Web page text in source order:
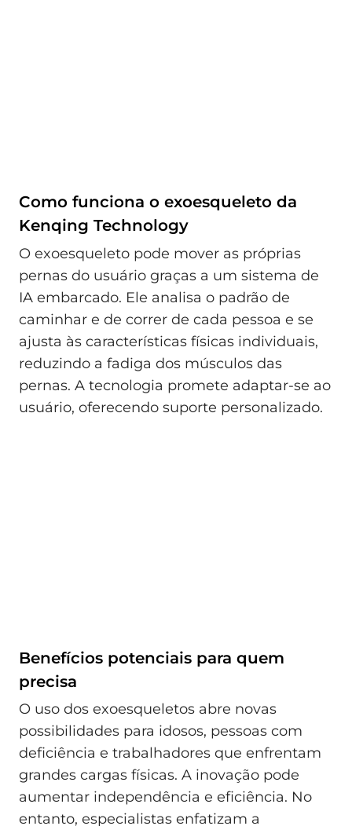
Como funciona o exoesqueleto da
Kenqing Technology
O exoesqueleto pode mover as próprias
pernas do usuário graças a um sistema de
IA embarcado. Ele analisa o padrão de
caminhar e de correr de cada pessoa e se
ajusta às características físicas individuais,
reduzindo a fadiga dos músculos das
pernas. A tecnologia promete adaptar-se ao
usuário, oferecendo suporte personalizado.
Benefícios potenciais para quem
precisa
O uso dos exoesqueletos abre novas
possibilidades para idosos, pessoas com
deficiência e trabalhadores que enfrentam
grandes cargas físicas. A inovação pode
aumentar independência e eficiência. No
entanto, especialistas enfatizam a